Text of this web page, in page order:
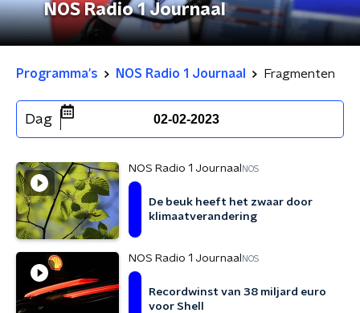
NOS Radio 1 Journaal
Programma's NOS Radio 1 Journaal Fragmenten
Dag 02-02-2023
NOS Radio 1 Journaal NOS
De beuk heeft het zwaar door
klimaatverandering
NOS Radio 1 Journaal NOS
Recordwinst van 38 miljard euro
voor Shell